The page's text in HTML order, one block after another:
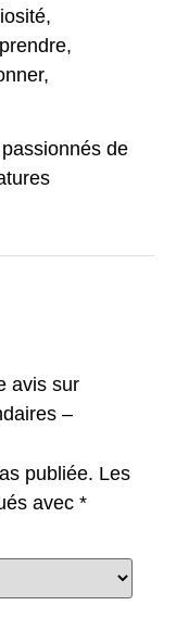
de
avis sur
–
publiée. Les
avec *